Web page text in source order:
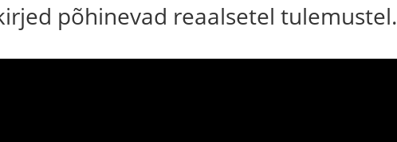
põhinevad reaalsetel tulemustel.